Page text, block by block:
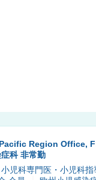
Region Office,
科 非常勤
児科専門医・小児科指